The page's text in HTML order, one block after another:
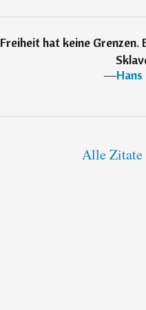
Freiheit hat keine
―Hans
Alle Zitate